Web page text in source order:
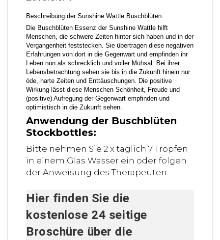
Beschreibung der Sunshine Wattle Buschblüten:
Die Buschblüten Essenz der Sunshine Wattle hilft
Menschen, die schwere Zeiten hinter sich haben und in der
Vergangenheit feststecken. Sie übertragen diese negativen
Erfahrungen von dort in die Gegenwart und empfinden ihr
Leben nun als schrecklich und voller Mühsal. Bei ihrer
Lebensbetrachtung sehen sie bis in die Zukunft hinein nur
öde, harte Zeiten und Enttäuschungen. Die positive
Wirkung lässt diese Menschen Schönheit, Freude und
(positive) Aufregung der Gegenwart empfinden und
optimistisch in die Zukunft sehen.
Anwendung der Buschblüten
Stockbottles:
Bitte nehmen Sie 2 x täglich 7 Tropfen
in einem Glas Wasser ein oder folgen
der Anweisung des Therapeuten.
Hier finden Sie die
kostenlose 24 seitige
Broschüre über die